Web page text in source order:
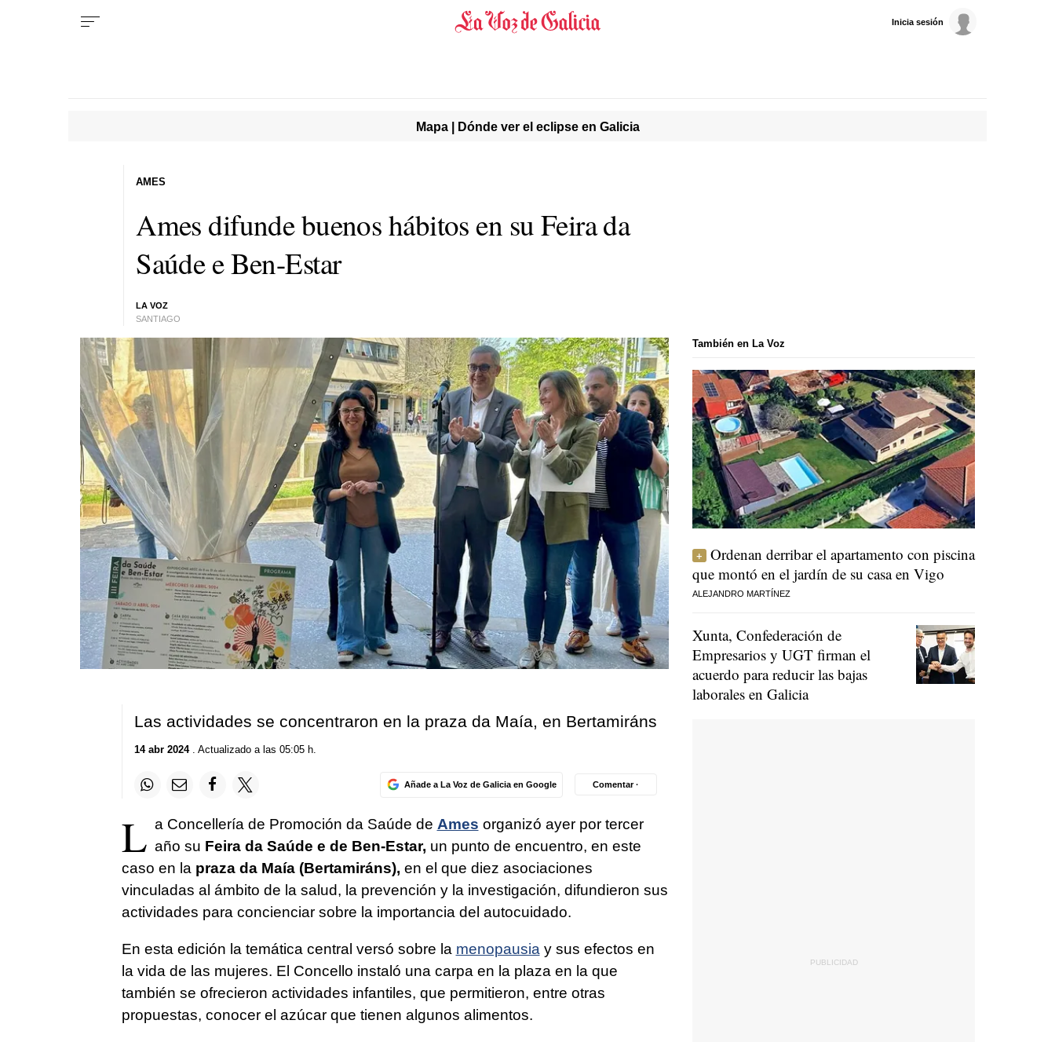
Inicia sesión
Mapa | Dónde ver el eclipse en Galicia
Ames difunde buenos hábitos en su Feira da
Saúde e Ben-Estar
LA VOZ
SANTIAGO
AMES
Las actividades se concentraron en la praza da Maía, en Bertamiráns
14 abr 2024. Actualizado a las 05:05 h.
Añade a La Voz de Galicia en Google Comentar ·
L a Concellería de Promoción da Saúde de Ames organizó ayer por tercer
año su Feira da Saúde e de Ben-Estar, un punto de encuentro, en este
caso en la praza da Maía (Bertamiráns), en el que diez asociaciones
vinculadas al ámbito de la salud, la prevención y la investigación, difundieron sus
actividades para concienciar sobre la importancia del autocuidado.
En esta edición la temática central versó sobre la menopausia y sus efectos en
la vida de las mujeres. El Concello instaló una carpa en la plaza en la que
también se ofrecieron actividades infantiles, que permitieron, entre otras
propuestas, conocer el azúcar que tienen algunos alimentos.
También en La Voz
Ordenan derribar el apartamento con piscina
que montó en el jardín de su casa en Vigo
ALEJANDRO MARTÍNEZ
Xunta, Confederación de
Empresarios y UGT firman el
acuerdo para reducir las bajas
laborales en Galicia